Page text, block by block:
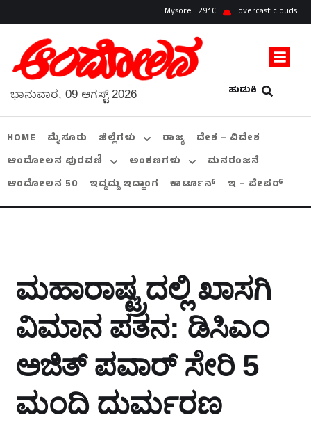
Mysore 29 overcast clouds
ಹುಡುಕಿ
ಭಾನುವಾರ, 09 ಆಗಸ್ಟ್ 2026
HOME ಮೈಸೂರು ಜಿಲ್ಲೆಗಳು ರಾಜ್ಯ
ದೇಶ – ವಿದೇಶ
ಆಂದೋಲನ ಪುರವಣಿ
ಅಂಕಣಗಳು
ಮನರಂಜನೆ
ಆಂದೋಲನ 50
ಇದ್ದದ್ದು ಇದ್ಹಾಂಗ ಕಾರ್ಟೂನ್ ಇ – ಪೇಪರ್
ಮಹಾರಾಷ್ಟ್ರದಲ್ಲಿ ಖಾಸಗಿ
ವಿಮಾನ ಪತನ: ಡಿಸಿಎಂ
ಅಜಿತ್‌ ಪವಾರ್‌ ಸೇರಿ 5
ಮಂದಿ ದುರ್ಮರಣ